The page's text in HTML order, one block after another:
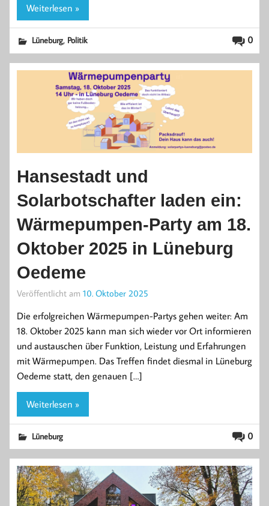
Weiterlesen »
0
Lüneburg, Politik
Hansestadt und
Solarbotschafter laden ein:
Wärmepumpen-Party am 18.
Oktober 2025 in Lüneburg
Oedeme
Veröffentlicht am 10. Oktober 2025
Die erfolgreichen Wärmepumpen-Partys gehen weiter: Am
18. Oktober 2025 kann man sich wieder vor Ort informieren
und austauschen über Funktion, Leistung und Erfahrungen
mit Wärmepumpen. Das Treffen findet diesmal in Lüneburg
Oedeme statt, den genauen […]
Weiterlesen »
0
Lüneburg